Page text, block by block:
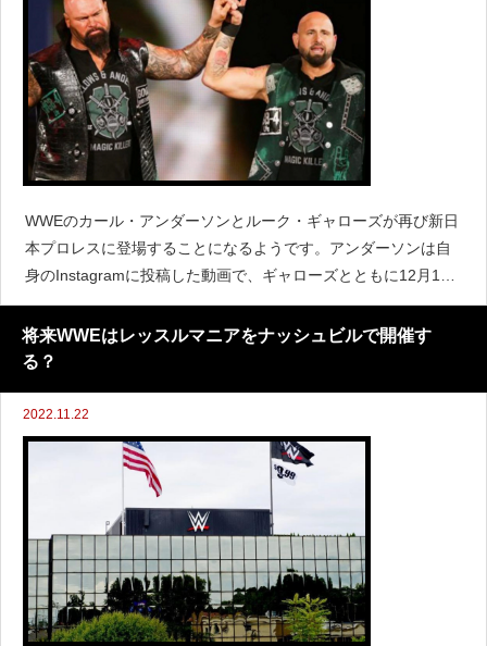
WWEのカール・アンダーソンとルーク・ギャローズが再び新日
本プロレスに登場することになるようです。アンダーソンは自
身のInstagramに投稿した動画で、ギャローズとともに12月14
日のワールドタッグリーグ&スーパーJr.タッグリーグの決勝戦に
来日することを明らかにしました。さらに今
将来WWEはレッスルマニアをナッシュビルで開催す
る？
2022.11.22